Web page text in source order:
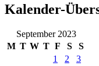
Kalender-
September 2023
M T W T F S
S
1
2
3